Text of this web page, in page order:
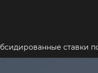
ставки по ипотеке !